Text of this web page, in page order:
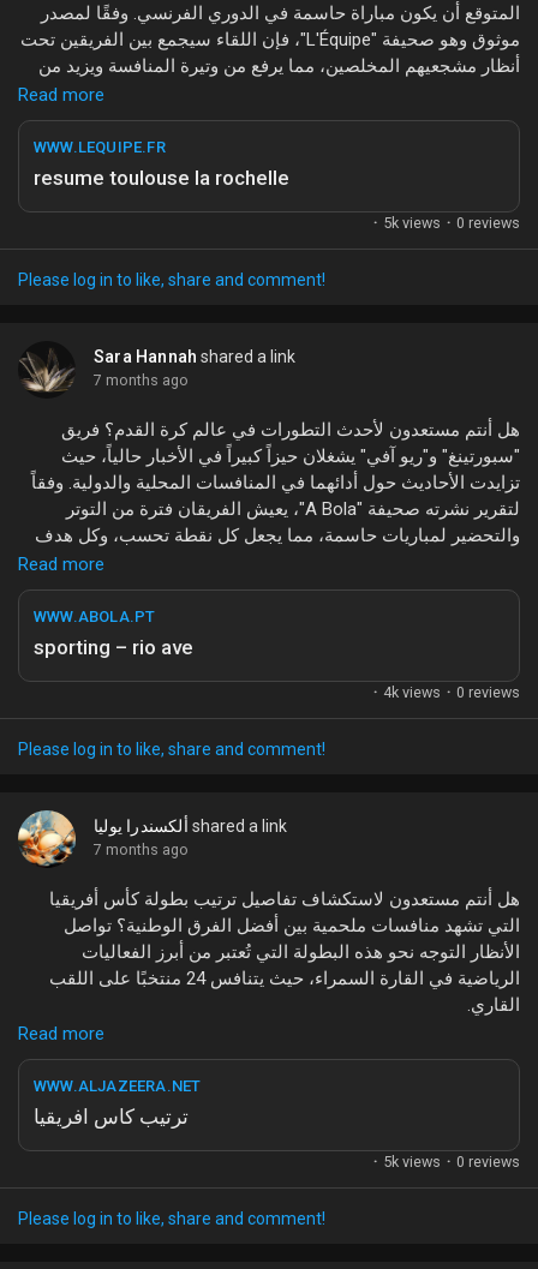
Forums
Games
Developers
المتوقع أن يكون مباراة حاسمة في الدوري الفرنسي. وفقًا لمصدر
موثوق وهو صحيفة "L'Équipe"، فإن اللقاء سيجمع بين الفريقين تحت
أنظار مشجعيهم المخلصين، مما يرفع من وتيرة المنافسة ويزيد من
تعتبر هذه المباراة فرصة ممتازة للفريقين لإظهار مهاراتهم وتحقيق
انتصارات جديدة، خاصة مع التحضيرات المكثفة من كلا الجانبين. تدور
حديث الساعة بين الجماهير.
ما رأيكم في هذا الموضوع؟ هل كنتم تتابعون هذه الأخبار؟ شاركونا
#الدوري_الفرنسي #رياضة #أخبار_الكرة
Read more
WWW.LEQUIPE.FR
resume toulouse la rochelle
· 5k views · 0 reviews
Please log in to like, share and comment!
Sara Hannah shared a link
7 months ago
هل أنتم مستعدون لأحدث التطورات في عالم كرة القدم؟ فريق
"سبورتينغ" و"ريو آفي" يشغلان حيزاً كبيراً في الأخبار حالياً، حيث
تزايدت الأحاديث حول أدائهما في المنافسات المحلية والدولية. وفقاً
لتقرير نشرته صحيفة "A Bola"، يعيش الفريقان فترة من التوتر
والتحضير لمباريات حاسمة، مما يجعل كل نقطة تحسب، وكل هدف
تعتبر هذه المواجهات فرصة مثالية للفرق لتأكيد قوتها وعزيمتها،
وجذب الأنظار من عشاق اللعبة. مع أكثر من 500 عملية بحث تتعلق
حول الفريقين.
ما رأيكم في هذا الموضوع؟ هل كنتم تتابعون هذه الأخبار وتعرفون
#كرة_القدم #أخبار_الرياضة #A_Bola
Read more
WWW.ABOLA.PT
sporting – rio ave
· 4k views · 0 reviews
Please log in to like, share and comment!
ألكسندرا يوليا shared a link
7 months ago
هل أنتم مستعدون لاستكشاف تفاصيل ترتيب بطولة كأس أفريقيا
التي تشهد منافسات ملحمية بين أفضل الفرق الوطنية؟ تواصل
الأنظار التوجه نحو هذه البطولة التي تُعتبر من أبرز الفعاليات
الرياضية في القارة السمراء، حيث يتنافس 24 منتخبًا على اللقب
القاري.
في ضوء الأحداث الحالية، يتصدر كأس أفريقيا محركات البحث، مع
أكثر من 200 بحث حول تطورات الترتيب والنتائج. ومن خلال تغطية
الجزيرة نت، نرى كيف أن هذه البطولة ليست مجرد حدث رياضي، بل
ما رأيكم في هذه المنافسات الساخنة؟ هل كنتم تتابعون مباريات
الفرق المفضلة لديكم؟ شاركونا آراءكم وتعليقاتكم!
Read more
WWW.ALJAZEERA.NET
ترتيب كاس افريقيا
· 5k views · 0 reviews
Please log in to like, share and comment!